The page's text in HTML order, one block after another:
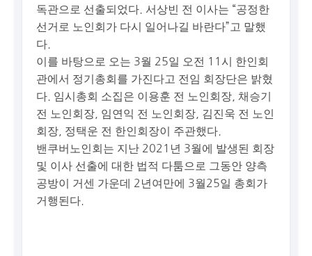
독관으로 선출되었다. 서상빈 전 이사는 “공정한
선거로 노인회가 다시 일어나길 바란다”고 말했
다.
이를 바탕으로 오는 3월 25일 오전 11시 한인회
관에서 정기총회를 가진다고 전임 회장단은 밝혔
다. 임시총회 소집은 이용훈 전 노인회장, 채승기
전 노인회장, 임연익 전 노인회장, 김진욱 전 노인
회장, 정택운 전 한인회장이 주관했다.
밴쿠버노인회는 지난 2021년 3월에 발생된 회장
및 이사 선출에 대한 법적 다툼으로 그동안 양측
공방이 거센 가운데 2년여만에 3월25일 총회가
거행된다.